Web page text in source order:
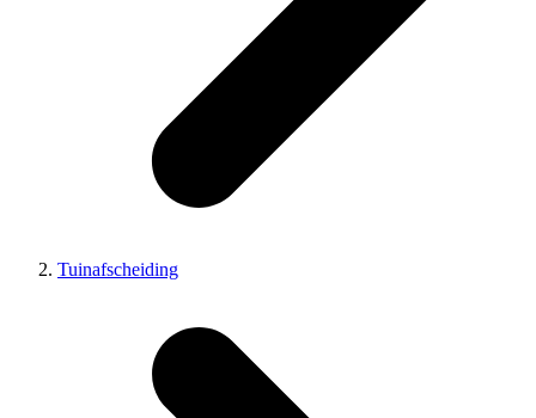
Tuinafscheiding